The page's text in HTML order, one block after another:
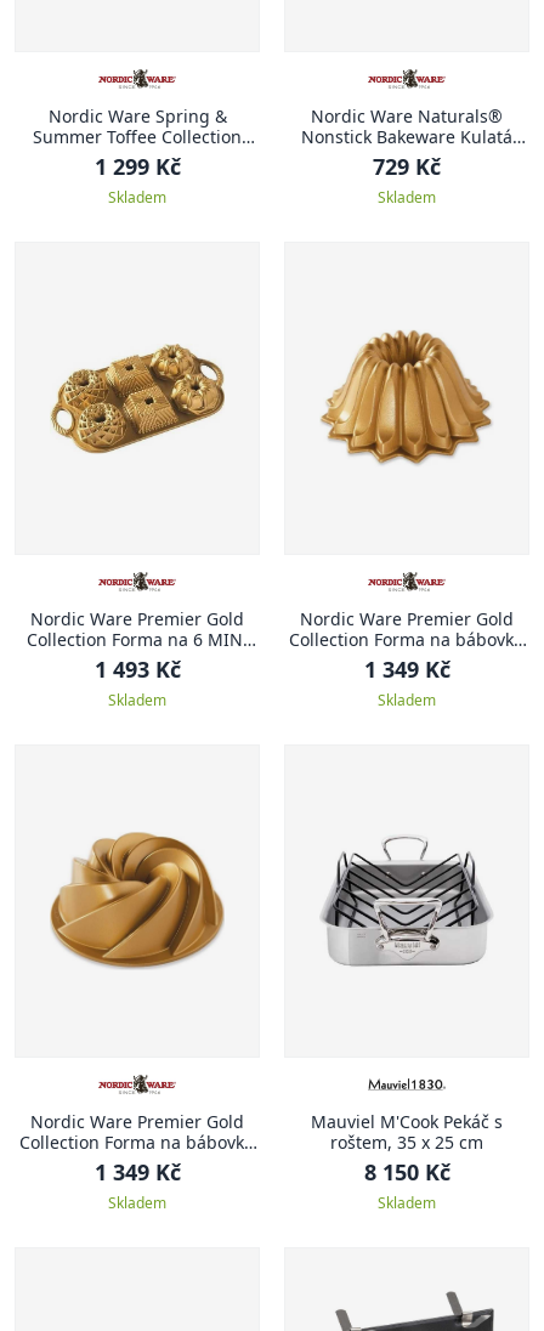
Nordic Ware Spring &
Summer Toffee Collection
Forma na mini dortíky ve
tvaru zeleniny, champagne,
0.47 l
1 299 Kč
Skladem
Nordic Ware Naturals®
Nonstick Bakeware Kulatá
nepřilnavá forma, Ø 23 cm
729 Kč
Skladem
Nordic Ware Premier Gold
Collection Forma na 6 MINI
BÁBOVEK 1,4 l
1 493 Kč
Skladem
Nordic Ware Premier Gold
Collection Forma na bábovku
Lotus, zlatá, 1.2 l
1 349 Kč
Skladem
Nordic Ware Premier Gold
Collection Forma na bábovku
Heritage, zlatá, 1.4 l
1 349 Kč
Skladem
Mauviel M'Cook Pekáč s
roštem, 35 x 25 cm
8 150 Kč
Skladem